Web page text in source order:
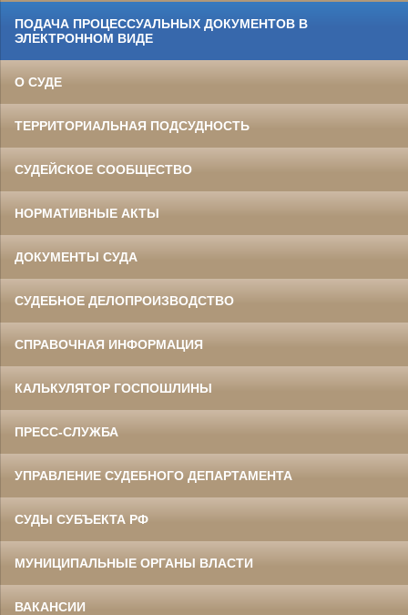
ПОДАЧА ПРОЦЕССУАЛЬНЫХ ДОКУМЕНТОВ В
ЭЛЕКТРОННОМ ВИДЕ
О СУДЕ
ТЕРРИТОРИАЛЬНАЯ ПОДСУДНОСТЬ
СУДЕЙСКОЕ СООБЩЕСТВО
НОРМАТИВНЫЕ АКТЫ
ДОКУМЕНТЫ СУДА
СУДЕБНОЕ ДЕЛОПРОИЗВОДСТВО
СПРАВОЧНАЯ ИНФОРМАЦИЯ
КАЛЬКУЛЯТОР ГОСПОШЛИНЫ
ПРЕСС-СЛУЖБА
УПРАВЛЕНИЕ СУДЕБНОГО ДЕПАРТАМЕНТА
СУДЫ СУБЪЕКТА РФ
МУНИЦИПАЛЬНЫЕ ОРГАНЫ ВЛАСТИ
ВАКАНСИИ